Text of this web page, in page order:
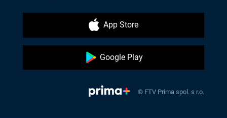
App Store
Google Play
© FTV Prima spol. s r.o.